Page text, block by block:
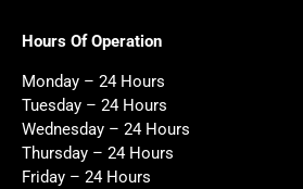
Hours Of Operation
Monday – 24 Hours
Tuesday – 24 Hours
Wednesday – 24 Hours
Thursday – 24 Hours
Friday – 24 Hours